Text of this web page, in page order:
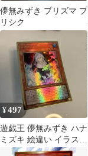
儚無みずき プリズマ プ
リシク
¥497
遊戯王 儚無みずき ハナ
ミズキ 絵違い イラスト
違い プレミアム ゴール